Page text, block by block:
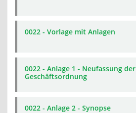
0022 - Vorlage mit Anlagen
0022 - Anlage 1 - Neufassung der
Geschäftsordnung
0022 - Anlage 2 - Synopse